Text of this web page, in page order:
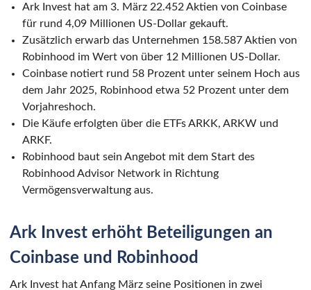
Ark Invest hat am 3. März 22.452 Aktien von Coinbase
für rund 4,09 Millionen US-Dollar gekauft.
Zusätzlich erwarb das Unternehmen 158.587 Aktien von
Robinhood im Wert von über 12 Millionen US-Dollar.
Coinbase notiert rund 58 Prozent unter seinem Hoch aus
dem Jahr 2025, Robinhood etwa 52 Prozent unter dem
Vorjahreshoch.
Die Käufe erfolgten über die ETFs ARKK, ARKW und
ARKF.
Robinhood baut sein Angebot mit dem Start des
Robinhood Advisor Network in Richtung
Vermögensverwaltung aus.
Ark Invest erhöht Beteiligungen an
Coinbase und Robinhood
Ark Invest hat Anfang März seine Positionen in zwei